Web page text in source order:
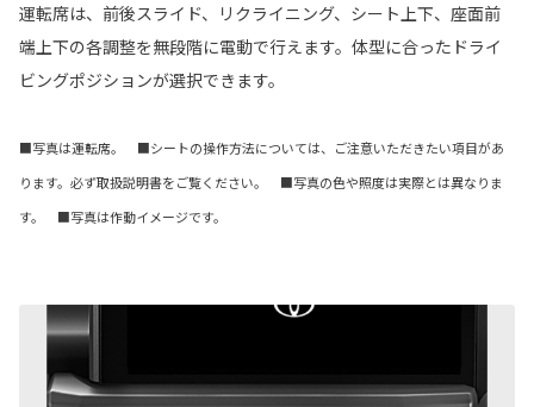
運転席は、前後スライド、リクライニング、シート上下、座面前
端上下の各調整を無段階に電動で行えます。体型に合ったドライ
ビングポジションが選択できます。
■写真は運転席。 ■シートの操作方法については、ご注意いただきたい項目があ
ります。必ず取扱説明書をご覧ください。 ■写真の色や照度は実際とは異なりま
す。 ■写真は作動イメージです。